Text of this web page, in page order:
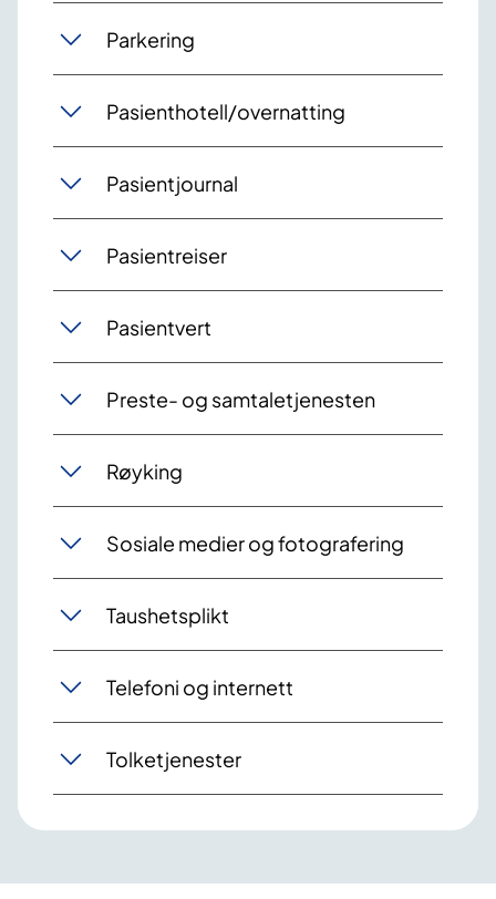
Parkering
Pasienthotell/overnatting
Pasientjournal
Pasientreiser
Pasientvert
Preste- og samtaletjenesten
Røyking
Sosiale medier og fotografering
Taushetsplikt
Telefoni og internett
Tolketjenester